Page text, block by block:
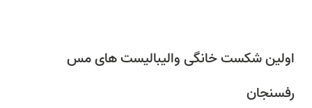
اولین شکست خانگی والیبالیست های مس
رفسنجان